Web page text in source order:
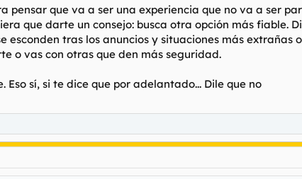
pensar que va a ser una experiencia que no va a ser
que darte un consejo: busca otra opción más fiable.
esconden tras los anuncios y situaciones más
o vas con otras que den más seguridad.
sí, si te dice que por adelantado... Dile que no